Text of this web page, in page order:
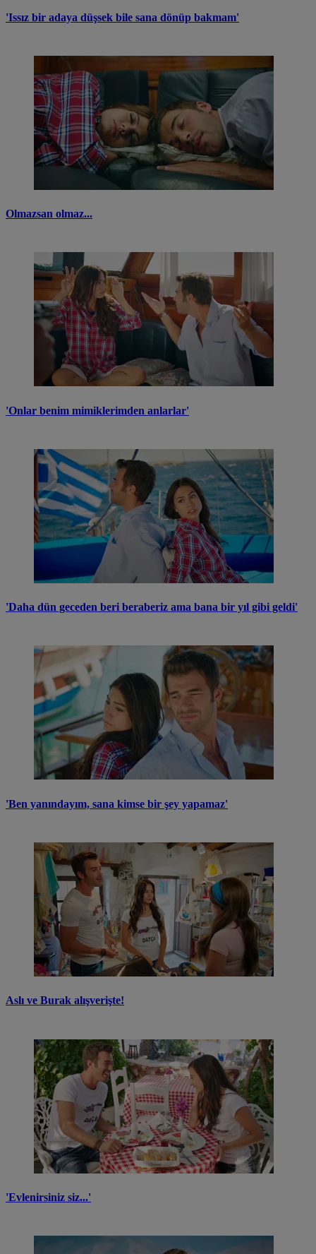
'Issız bir adaya düşsek bile sana dönüp bakmam'
Olmazsan olmaz...
'Onlar benim mimiklerimden anlarlar'
'Daha dün geceden beri beraberiz ama bana bir yıl gibi geldi'
'Ben yanındayım, sana kimse bir şey yapamaz'
Aslı ve Burak alışverişte!
'Evlenirsiniz siz...'